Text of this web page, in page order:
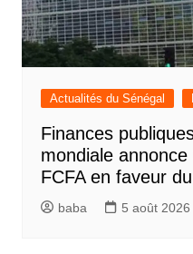
Actualités du Sénégal
Finances
mondiale
FCFA en faveur
baba 5 août 2026